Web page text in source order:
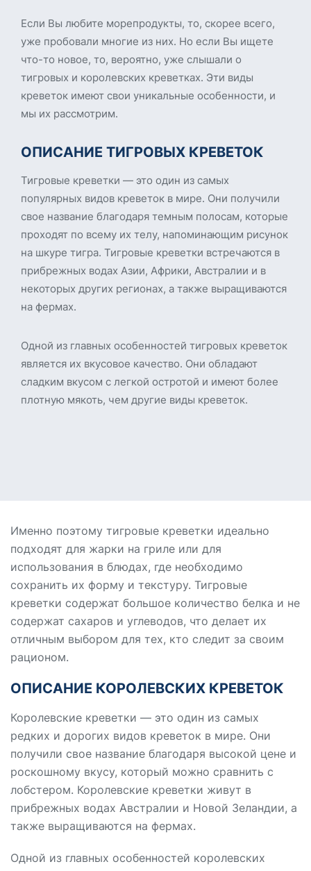
Если Вы любите морепродукты, то, скорее всего,
уже пробовали многие из них. Но если Вы ищете
что-то новое, то, вероятно, уже слышали о
тигровых и королевских креветках. Эти виды
креветок имеют свои уникальные особенности, и
мы их рассмотрим.
ОПИСАНИЕ ТИГРОВЫХ КРЕВЕТОК
Тигровые креветки — это один из самых
популярных видов креветок в мире. Они получили
свое название благодаря темным полосам, которые
проходят по всему их телу, напоминающим рисунок
на шкуре тигра. Тигровые креветки встречаются в
прибрежных водах Азии, Африки, Австралии и в
некоторых других регионах, а также выращиваются
на фермах.
Одной из главных особенностей тигровых креветок
является их вкусовое качество. Они обладают
сладким вкусом с легкой остротой и имеют более
плотную мякоть, чем другие виды креветок.
Именно поэтому тигровые креветки идеально
подходят для жарки на гриле или для
использования в блюдах, где необходимо
сохранить их форму и текстуру. Тигровые
креветки содержат большое количество белка и не
содержат сахаров и углеводов, что делает их
отличным выбором для тех, кто следит за своим
рационом.
ОПИСАНИЕ КОРОЛЕВСКИХ КРЕВЕТОК
Королевские креветки — это один из самых
редких и дорогих видов креветок в мире. Они
получили свое название благодаря высокой цене и
роскошному вкусу, который можно сравнить с
лобстером. Королевские креветки живут в
прибрежных водах Австралии и Новой Зеландии, а
также выращиваются на фермах.
Одной из главных особенностей королевских